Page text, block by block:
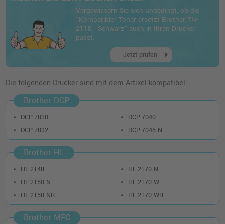
Vergewissern Sie sich unbedingt, ob die
"Kompatibler Toner ersetzt Brother TN-
2110 · Schwarz" auch in Ihren Drucker
passt.
Jetzt prüfen arrow_right
Die folgenden Drucker sind mit dem Artikel kompatibel:
Brother DCP
DCP-7030
DCP-7032
DCP-7040
DCP-7045 N
Brother HL
HL-2140
HL-2150 N
HL-2150 NR
HL-2170 N
HL-2170 W
HL-2170 WR
Brother MFC